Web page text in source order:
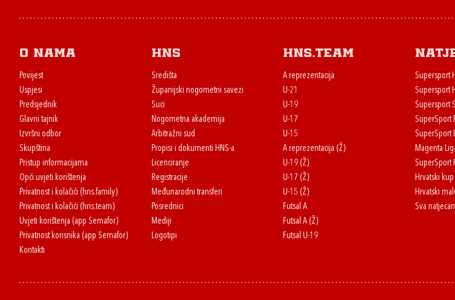
O nama
Povijest
Uspjesi
Predsjednik
Glavni tajnik
Izvršni odbor
Skupština
Pristup informacijama
Opći uvjeti korištenja
Privatnost i kolačići (hns.family)
Privatnost i kolačići (hns.team)
Uvjeti korištenja (app Semafor)
Privatnost korisnika (app Semafor)
Kontakti
HNS
Središta
Županijski nogometni savezi
Suci
Nogometna akademija
Arbitražni sud
Propisi i dokumenti HNS-a
Licenciranje
Registracije
Međunarodni transferi
Posrednici
Mediji
Logotipi
HNS.team
A reprezentacija
U-21
U-19
U-17
U-15
A reprezentacija (Ž)
U-19 (Ž)
U-17 (Ž)
U-15 (Ž)
Futsal A
Futsal A (Ž)
Futsal U-19
Supersport
Supersport
Supersport
SuperSport
SuperSport
Magenta
SuperSport
Hrvatski
Hrvatski
Sva